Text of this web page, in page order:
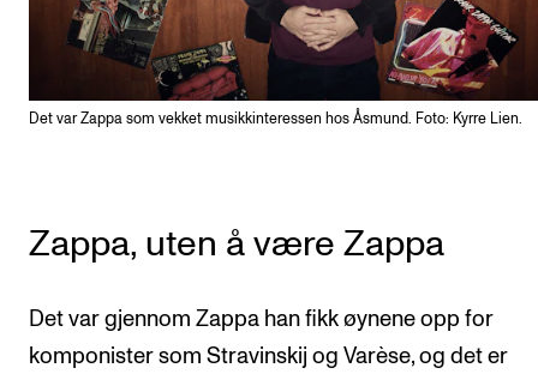
Det var Zappa som vekket musikkinteressen hos Åsmund. Foto: Kyrre Lien.
Zappa, uten å være Zappa
Det var gjennom Zappa han fikk øynene opp for
komponister som Stravinskij og Varèse, og det er